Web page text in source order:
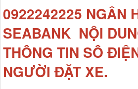
0922242225 NGÂN
SEABANK NỘI
THÔNG TIN SÔ
NGƯỜI ĐẶT XE.